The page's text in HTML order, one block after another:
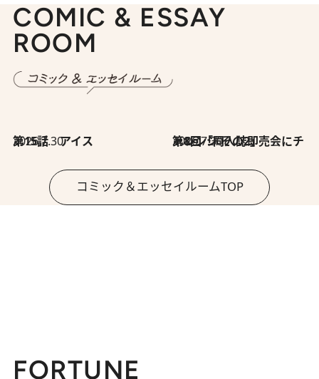
COMIC & ESSAY
ROOM
2026.7.30
第15話 アイス 2026.7.30
第8回「同人誌即売会にチャレンジ その2」
コミック＆エッセイルームTOP
FORTUNE